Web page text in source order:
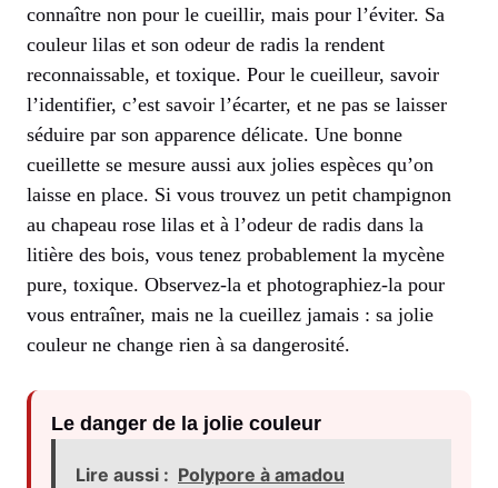
connaître non pour le cueillir, mais pour l’éviter. Sa
couleur lilas et son odeur de radis la rendent
reconnaissable, et toxique. Pour le cueilleur, savoir
l’identifier, c’est savoir l’écarter, et ne pas se laisser
séduire par son apparence délicate. Une bonne
cueillette se mesure aussi aux jolies espèces qu’on
laisse en place. Si vous trouvez un petit champignon
au chapeau rose lilas et à l’odeur de radis dans la
litière des bois, vous tenez probablement la mycène
pure, toxique. Observez-la et photographiez-la pour
vous entraîner, mais ne la cueillez jamais : sa jolie
couleur ne change rien à sa dangerosité.
Le danger de la jolie couleur
Lire aussi : Polypore à amadou